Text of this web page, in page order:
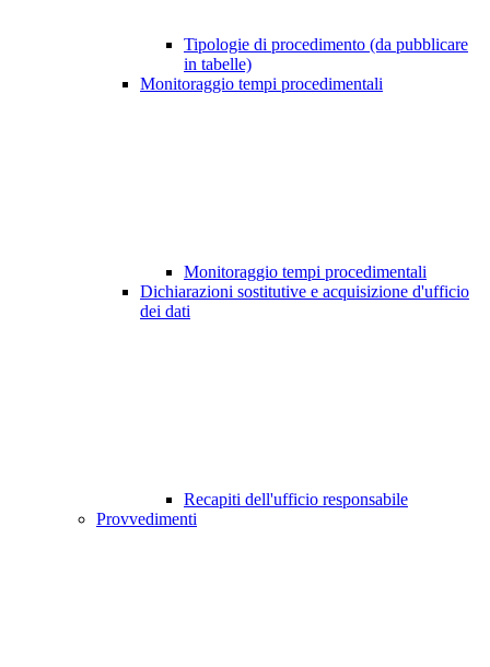
Tipologie di procedimento (da pubblicare
in tabelle)
Monitoraggio tempi procedimentali
Monitoraggio tempi procedimentali
Dichiarazioni sostitutive e acquisizione d'ufficio
dei dati
Recapiti dell'ufficio responsabile
Provvedimenti